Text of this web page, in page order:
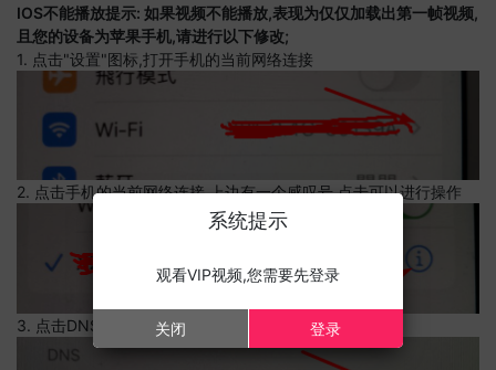
IOS不能播放提示: 如果视频不能播放,表现为仅仅加载出第一帧视频,
且您的设备为苹果手机,请进行以下修改;
1. 点击"设置"图标,打开手机的当前网络连接
2. 点击手机的当前网络连接,上边有一个感叹号,点击可以进行操作
3. 点击DNS设置
系统提示
观看VIP视频,您需要先登录
关闭 登录